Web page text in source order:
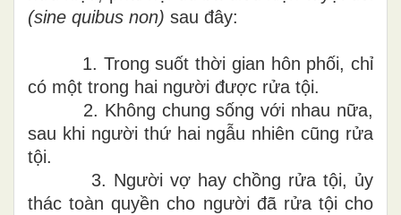
(sine quibus non) sau đây:
1. Trong suốt thời gian hôn phối, chỉ
có một trong hai người được rửa tội.
2. Không chung sống với nhau nữa,
sau khi người thứ hai ngẫu nhiên cũng rửa
tội.
3. Người vợ hay chồng rửa tội, ủy
thác toàn quyền cho người đã rửa tội cho